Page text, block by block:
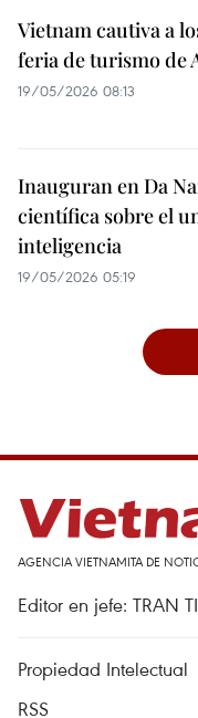
Vietnam cautiva a
feria de turismo de
19/05/2026 08:13
Inauguran en Da
científica sobre el
inteligencia
19/05/2026 05:19
AGENCIA VIETNAMITA DE
Editor en jefe: TRAN
Propiedad Intelectual
RSS